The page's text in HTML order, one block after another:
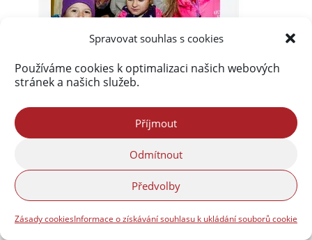
Spravovat souhlas s cookies
Používáme cookies k optimalizaci našich webových
stránek a našich služeb.
Příjmout
Odmítnout
Předvolby
Zásady cookiesInformace o získávání souhlasu k ukládání souborů cookie